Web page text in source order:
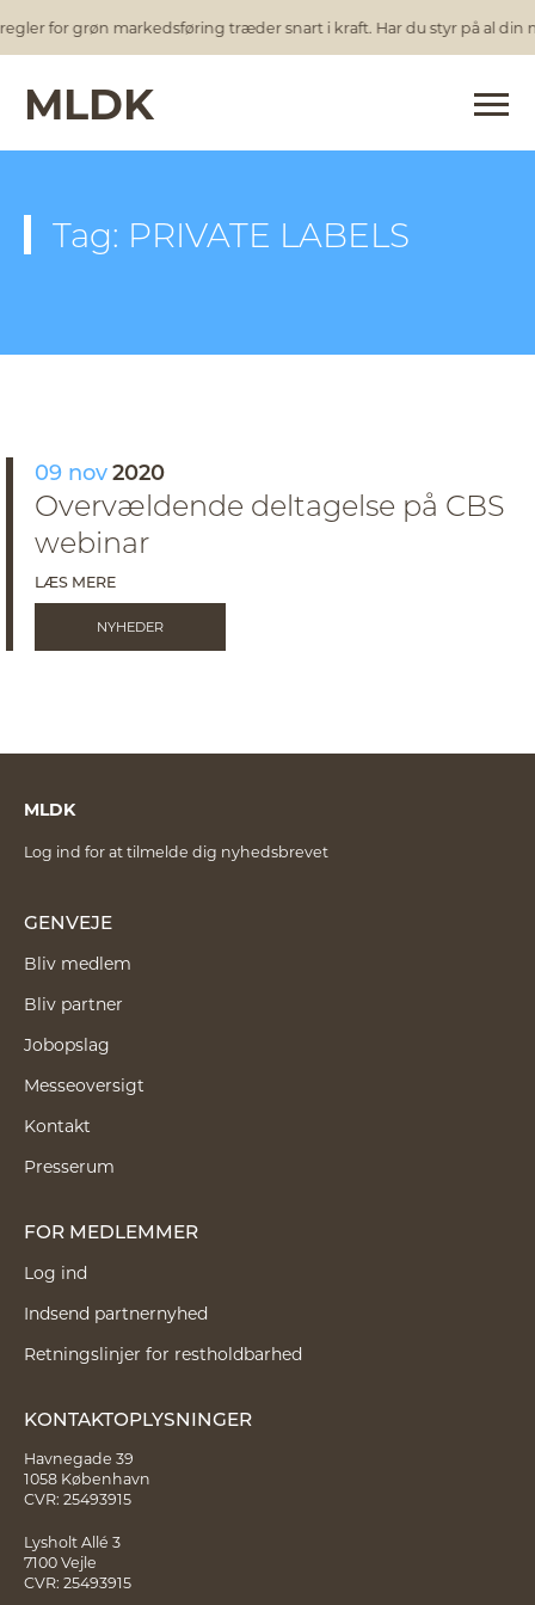
for grøn markedsføring træder snart i kraft. Har du styr på al din
MLDK
Tag: PRIVATE LABELS
09 nov2020
Overvældende deltagelse på CBS
webinar
LÆS MERE
NYHEDER
MLDK
Log ind for at tilmelde dig nyhedsbrevet
GENVEJE
Bliv medlem
Bliv partner
Jobopslag
Messeoversigt
Kontakt
Presserum
FOR MEDLEMMER
Log ind
Indsend partnernyhed
Retningslinjer for restholdbarhed
KONTAKTOPLYSNINGER
Havnegade 39
1058 København
CVR: 25493915
Lysholt Allé 3
7100 Vejle
CVR: 25493915